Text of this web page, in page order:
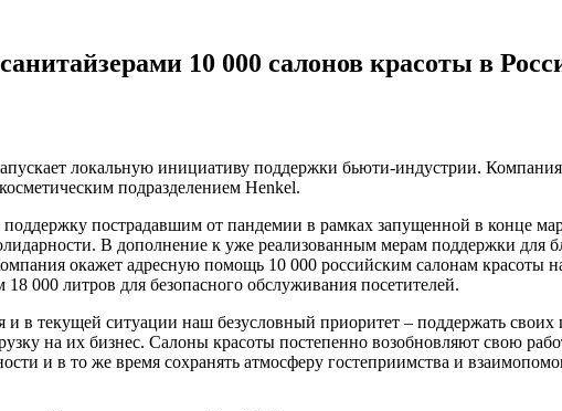
10 000 салонов красоты в
локальную инициативу поддержки бьюти-индустрии. Компания
подразделением Henkel.
пострадавшим от пандемии в рамках запущенной в конце
В дополнение к уже реализованным мерам поддержки для
окажет адресную помощь 10 000 российским салонам красоты
000 литров для безопасного обслуживания посетителей.
в текущей ситуации наш безусловный приоритет – поддержать
на их бизнес. Салоны красоты постепенно возобновляют свою
и в то же время сохранять атмосферу гостеприимства и